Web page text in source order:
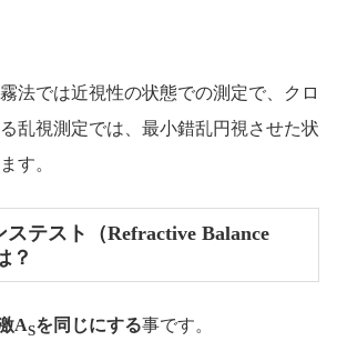
法では近視性の状態での測定で、クロ
乱視測定では、最小錯乱円視させた状
す。
ステスト（Refractive Balance
？
ASを同じにする事です。